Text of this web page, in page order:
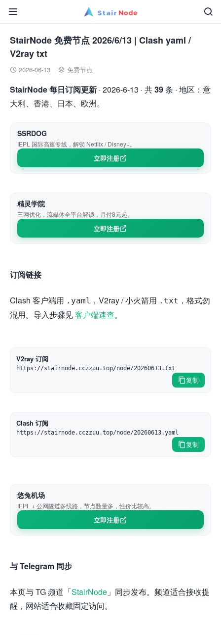


StairNode 免费节点 2026/6/13 | Clash yaml /
V2ray txt
 2026-06-13  免费节点
StairNode 每日订阅更新 · 2026-6-13 · 共39条 · 地区：意
大利、香港、日本、欧洲。
SSRDOG
IEPL 国际高速专线，解锁 Netflix / Disney+。
立即注册
精灵学院
三网优化，流媒体全平台解锁，月付8元起。
立即注册
订阅链接
Clash 客户端用 .yaml ，V2ray / 小火箭用 .txt ，格式勿
混用。导入步骤见客户端速查。
V2ray 订阅
https://stairnode.cczzuu.top/node/20260613.txt
复制
Clash 订阅
https://stairnode.cczzuu.top/node/20260613.yaml
复制
悠兔机场
IEPL + 公网隧道多线路，节点数量多，性价比较高。
立即注册
与 Telegram 同步
本页与 TG 频道「StairNode 」同步发布。频道适合接收提
醒，网站适合收藏固定访问。